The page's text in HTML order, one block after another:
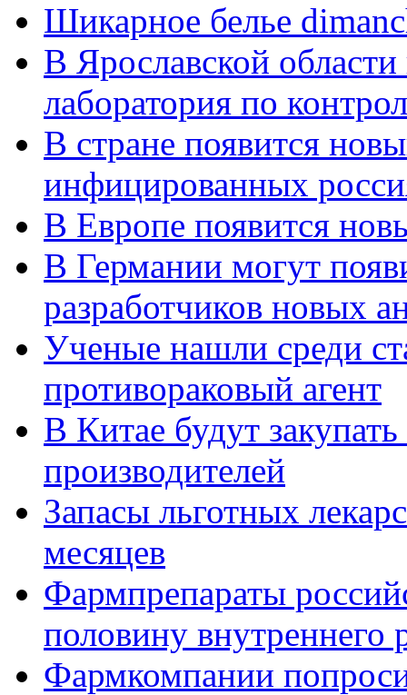
Шикарное белье
В Ярославской
лаборатория по
В стране появится
инфицированных
В Европе появится
В Германии могут
разработчиков новых
Ученые нашли среди
противораковый агент
В Китае будут
производителей
Запасы льготных
месяцев
Фармпрепараты
половину внутреннего
Фармкомпании